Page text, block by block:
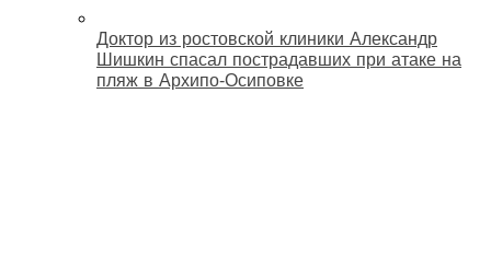
Доктор из ростовской клиники Александр
Шишкин спасал пострадавших при атаке на
пляж в Архипо‑Осиповке